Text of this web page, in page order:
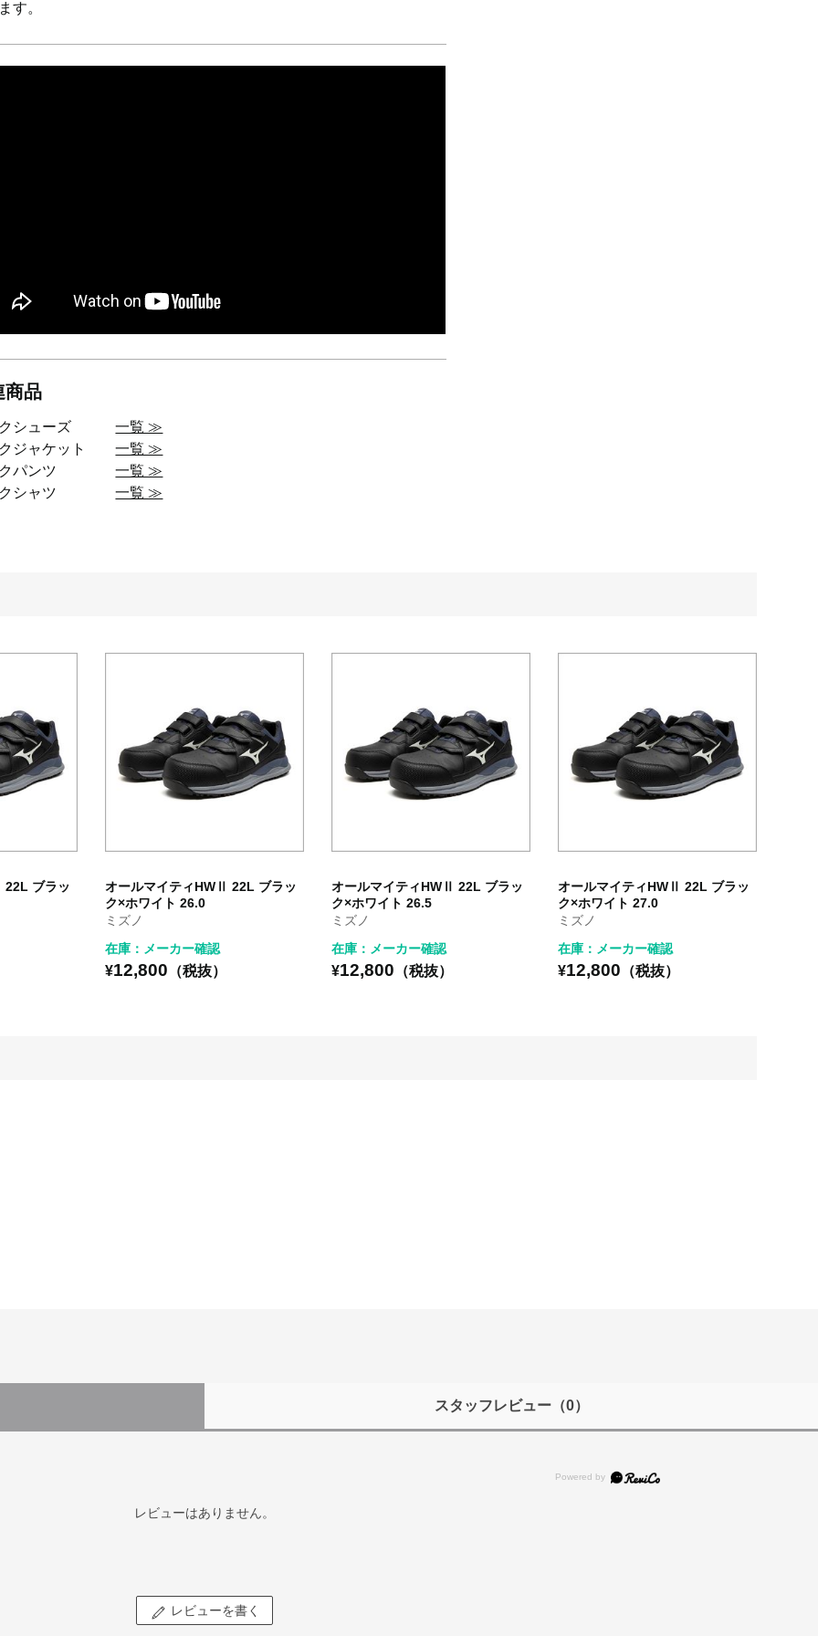
す。
商品
クシューズ一覧 ≫
クジャケット一覧 ≫
クパンツ一覧 ≫
クシャツ一覧 ≫
22L ブラッ
オールマイティHWⅡ 22L ブラッ
ク×ホワイト 26.0
ミズノ
在庫：メーカー確認
¥12,800 （税抜）
オールマイティHWⅡ 22L ブラッ
ク×ホワイト 26.5
ミズノ
在庫：メーカー確認
¥12,800 （税抜）
オールマイティHWⅡ 22L ブラッ
ク×ホワイト 27.0
ミズノ
在庫：メーカー確認
¥12,800 （税抜）
スタッフレビュー（0）
レビューはありません。
レビューを書く